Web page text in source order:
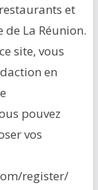
et
La Réunion.
site, vous
en
pouvez
vos
register/